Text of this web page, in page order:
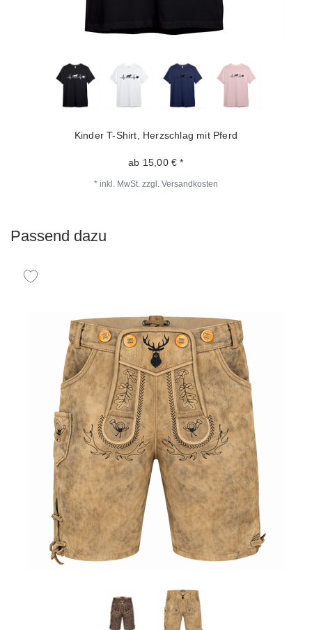
Kinder T-Shirt, Herzschlag mit Pferd
ab 15,00 € *
* inkl. MwSt. zzgl. Versandkosten
Passend dazu